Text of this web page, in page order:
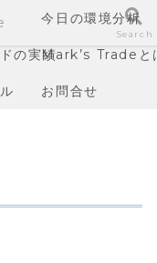
今日の環境分析
の実績Mark’s Tradeと
お問合せ
Search